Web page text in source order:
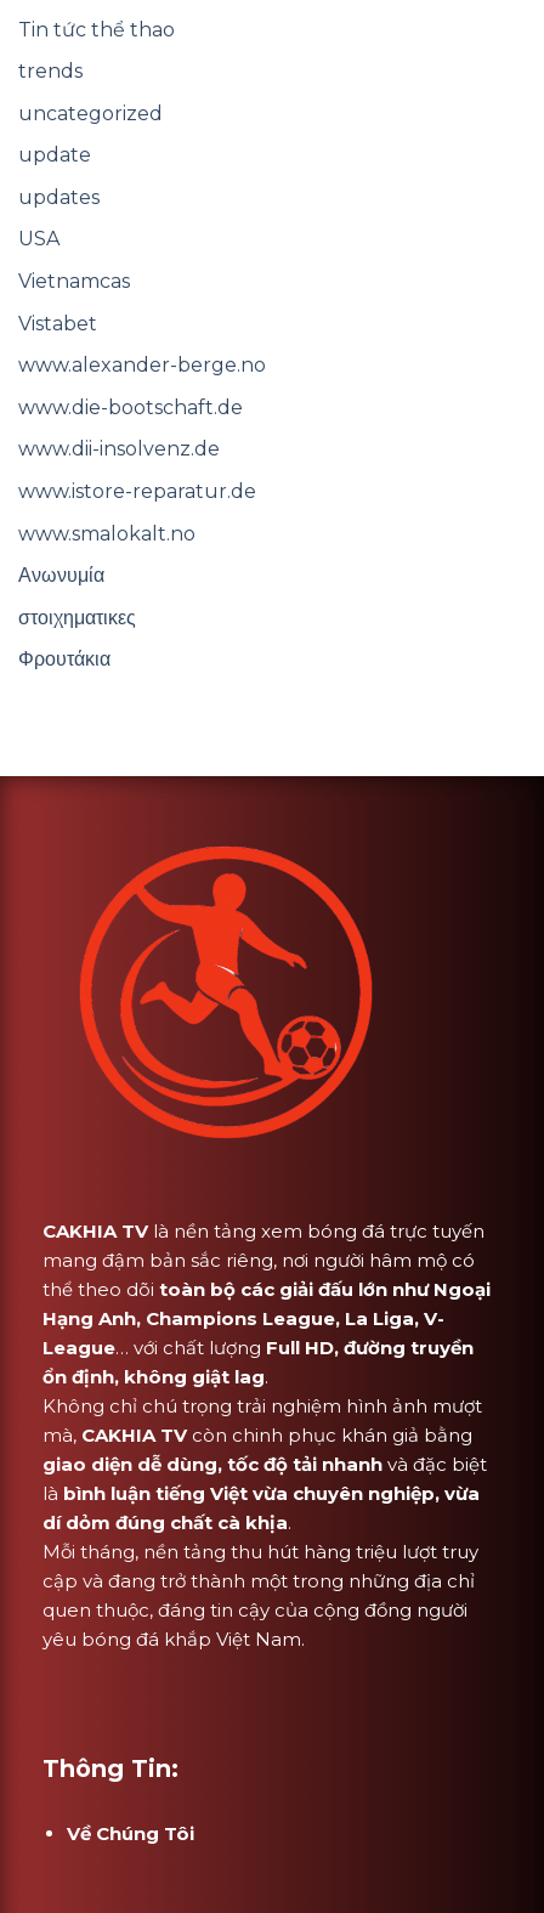
Tin tức thể thao
trends
uncategorized
update
updates
USA
Vietnamcas
Vistabet
www.alexander-berge.no
www.die-bootschaft.de
www.dii-insolvenz.de
www.istore-reparatur.de
www.smalokalt.no
Ανωνυμία
στοιχηματικες
Φρουτάκια
CAKHIA TVlà nền tảng xem bóng đá trực tuyến
mang đậm bản sắc riêng, nơi người hâm mộ có
thể theo dõi toàn bộ các giải đấu lớn như Ngoại
Hạng Anh, Champions League, La Liga, V-
League… với chất lượng Full HD, đường truyền
ổn định, không giật lag.
Không chỉ chú trọng trải nghiệm hình ảnh mượt
mà, CAKHIA TVcòn chinh phục khán giả bằng
giao diện dễ dùng, tốc độ tải nhanh và đặc biệt
là bình luận tiếng Việt vừa chuyên nghiệp, vừa
dí dỏm đúng chất cà khịa.
Mỗi tháng, nền tảng thu hút hàng triệu lượt truy
cập và đang trở thành một trong những địa chỉ
quen thuộc, đáng tin cậy của cộng đồng người
yêu bóng đá khắp Việt Nam.
Thông Tin:
Về Chúng Tôi